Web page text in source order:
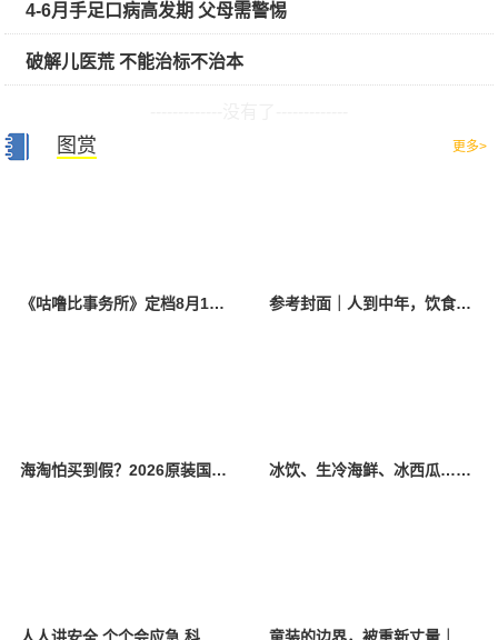
4-6月手足口病高发期 父母需警惕
破解儿医荒 不能治标不治本
图赏 更多>
《咕噜比事务所》定档8月10日 聚焦儿童情绪教育助力健康成长 参考封面｜人到中年，饮食该如何调整？
海淘怕买到假？2026原装国产羊奶粉靠谱的正规品牌有哪些？ 冰饮、生冷海鲜、冰西瓜……泉州人夏季“标配”饮食极易引发胃肠炎